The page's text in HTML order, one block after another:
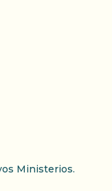
Ministerios.